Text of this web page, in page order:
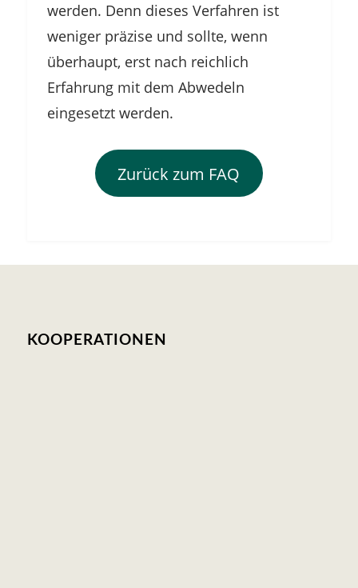
werden. Denn dieses Verfahren ist
weniger präzise und sollte, wenn
überhaupt, erst nach reichlich
Erfahrung mit dem Abwedeln
eingesetzt werden.
Zurück zum FAQ
KOOPERATIONEN